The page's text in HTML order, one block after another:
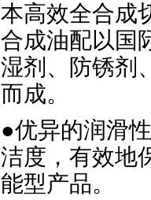
本高效全合成
合成油配以国
湿剂、防锈剂
而成。
●优异的润滑
洁度，有效地
能型产品。